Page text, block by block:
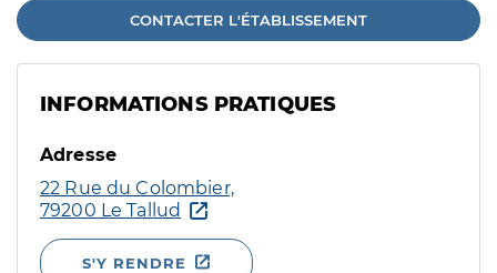
CONTACTER L'ÉTABLISSEMENT
INFORMATIONS PRATIQUES
Adresse
22 Rue du Colombier,
79200 Le Tallud
S'Y RENDRE